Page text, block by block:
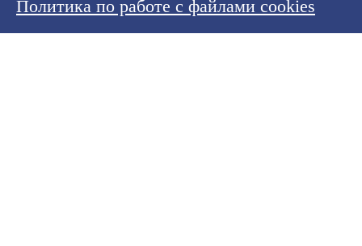
Политика по работе с файлами cookies